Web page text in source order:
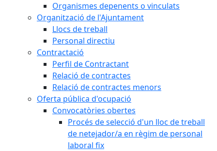
Organismes depenents o vinculats
Organització de l'Ajuntament
Llocs de treball
Personal directiu
Contractació
Perfil de Contractant
Relació de contractes
Relació de contractes menors
Oferta pública d'ocupació
Convocatòries obertes
Procés de selecció d'un lloc de treball
de netejador/a en règim de personal
laboral fix